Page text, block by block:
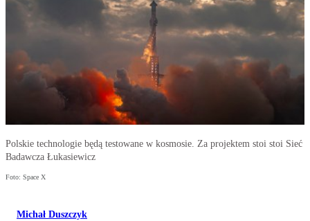
Polskie technologie będą testowane w kosmosie. Za projektem stoi stoi Sieć
Badawcza Łukasiewicz
Foto: Space X
Michał Duszczyk